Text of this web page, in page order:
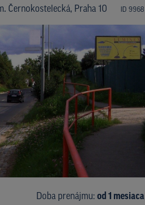
Černokostelecká, Praha 10 ID 9968
Doba prenájmu: od 1 mesiaca